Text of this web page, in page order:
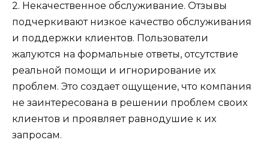
2. Некачественное обслуживание. Отзывы
подчеркивают низкое качество обслуживания
и поддержки клиентов. Пользователи
жалуются на формальные ответы, отсутствие
реальной помощи и игнорирование их
проблем. Это создает ощущение, что компания
не заинтересована в решении проблем своих
клиентов и проявляет равнодушие к их
запросам.